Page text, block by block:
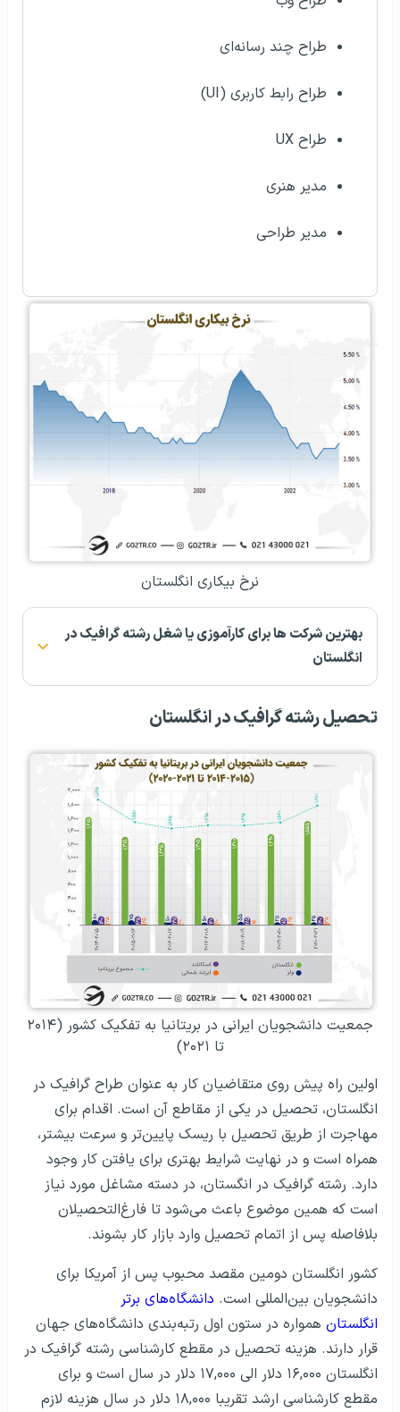
طراح چند رسانه‌ای
طراح رابط کاربری (UI)
طراح UX
مدیر هنری
مدیر طراحی
نرخ بیکاری انگلستان
بهترین شرکت ها برای کارآموزی یا شغل رشته گرافیک در
انگلستان
تحصیل رشته گرافیک در انگلستان
جمعیت دانشجویان ایرانی در بریتانیا به تفکیک کشور (۲۰۱۴
تا ۲۰۲۱)
اولین راه پیش روی متقاضیان کار به عنوان طراح گرافیک در
انگلستان، تحصیل در یکی از مقاطع آن است. اقدام برای
مهاجرت از طریق تحصیل با ریسک پایین‌تر و سرعت بیشتر،
همراه است و در نهایت شرایط بهتری برای یافتن کار وجود
دارد. رشته گرافیک در انگستان، در دسته مشاغل مورد نیاز
است که همین موضوع باعث می‌شود تا فارغ‌التحصیلان
بلافاصله پس از اتمام تحصیل وارد بازار کار بشوند.
کشور انگلستان دومین مقصد محبوب پس از آمریکا برای
دانشجویان بین‌المللی است. دانشگاه‌های برتر
انگلستان همواره در ستون اول رتبه‌بندی دانشگاه‌های جهان
قرار دارند. هزینه تحصیل در مقطع کارشناسی رشته گرافیک در
انگلستان ۱۶,۰۰۰ دلار الی ۱۷,۰۰۰ دلار در سال است و برای
مقطع کارشناسی ارشد تقریبا ۱۸,۰۰۰ دلار در سال هزینه لازم